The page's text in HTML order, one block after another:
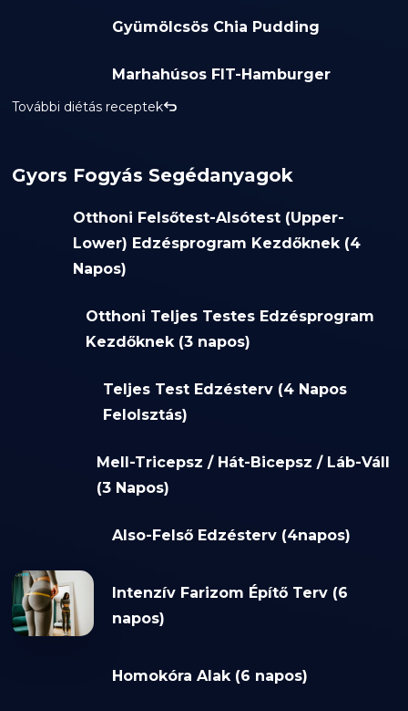
Gyümölcsös Chia Pudding
Marhahúsos FIT-Hamburger
További diétás receptek
Gyors Fogyás Segédanyagok
Otthoni Felsőtest-Alsótest (Upper-
Lower) Edzésprogram Kezdőknek (4
Napos)
Otthoni Teljes Testes Edzésprogram
Kezdőknek (3 napos)
Teljes Test Edzésterv (4 Napos
Felolsztás)
Mell-Tricepsz / Hát-Bicepsz / Láb-Váll
(3 Napos)
Also-Felső Edzésterv (4napos)
Intenzív Farizom Építő Terv (6
napos)
Homokóra Alak (6 napos)